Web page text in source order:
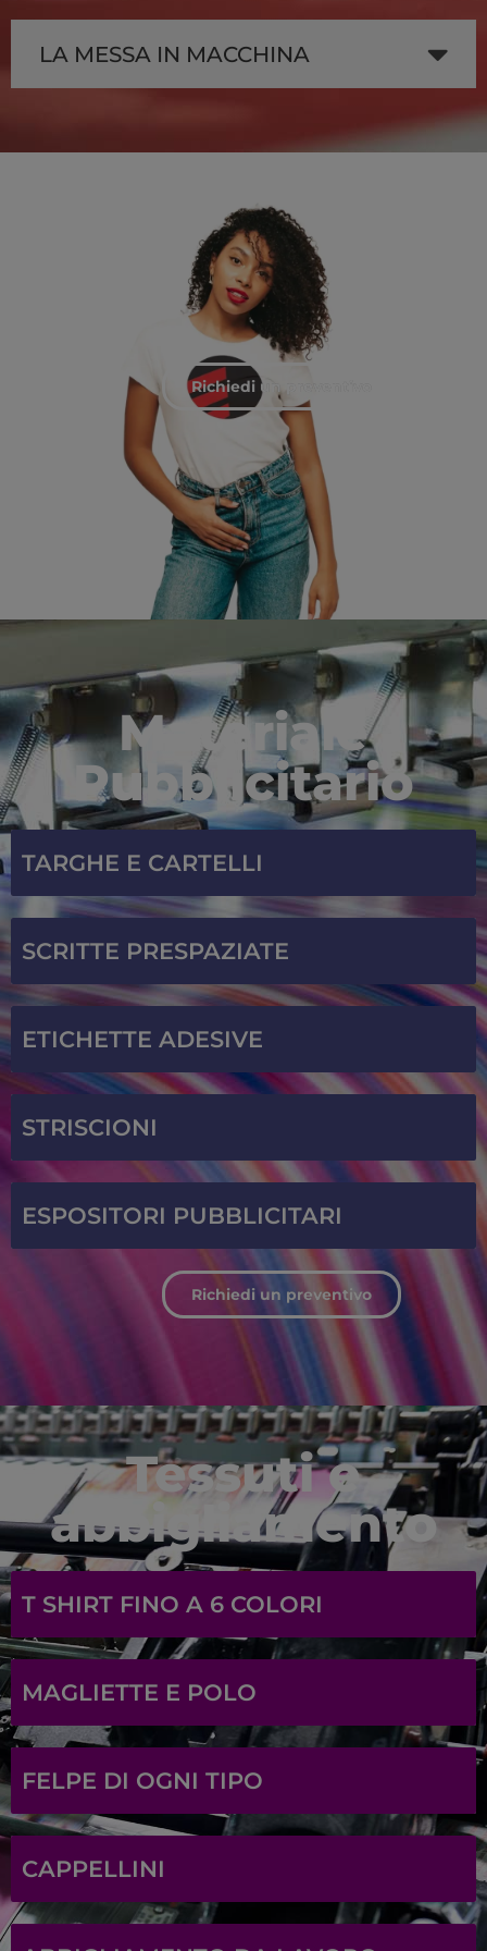
LA MESSA IN MACCHINA
Richiedi un preventivo
Materiale
Pubblicitario
TARGHE E CARTELLI
SCRITTE PRESPAZIATE
ETICHETTE ADESIVE
STRISCIONI
ESPOSITORI PUBBLICITARI
Richiedi un preventivo
Tessuti e
abbigliamento
T SHIRT FINO A 6 COLORI
MAGLIETTE E POLO
FELPE DI OGNI TIPO
CAPPELLINI